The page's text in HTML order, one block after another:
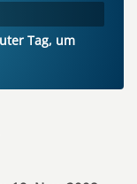
Tag, um